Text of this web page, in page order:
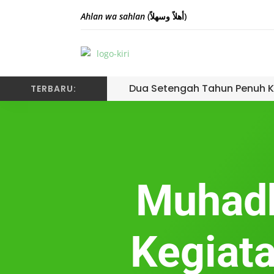
Ahlan wa sahlan (أهلاً وسهلاً)
TERBARU: Dua Setengah Tahun Penuh